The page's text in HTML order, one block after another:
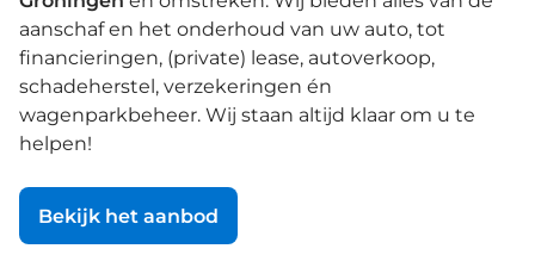
aanschaf en het onderhoud van uw auto, tot
financieringen, (private) lease, autoverkoop,
schadeherstel, verzekeringen én
wagenparkbeheer. Wij staan altijd klaar om u te
helpen!
Bekijk het aanbod